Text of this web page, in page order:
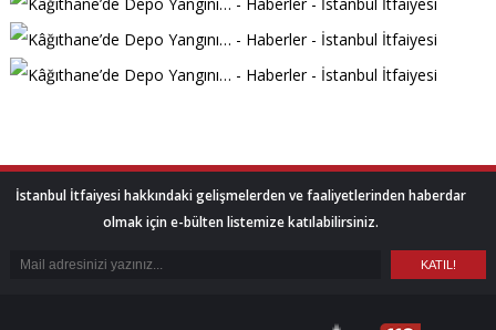
İstanbul İtfaiyesi hakkındaki gelişmelerden ve faaliyetlerinden haberdar
olmak için e-bülten listemize katılabilirsiniz.